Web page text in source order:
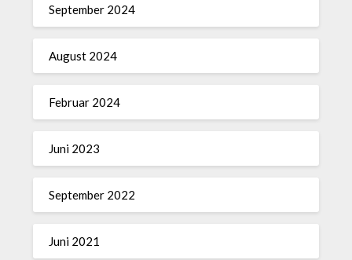
September 2024
August 2024
Februar 2024
Juni 2023
September 2022
Juni 2021